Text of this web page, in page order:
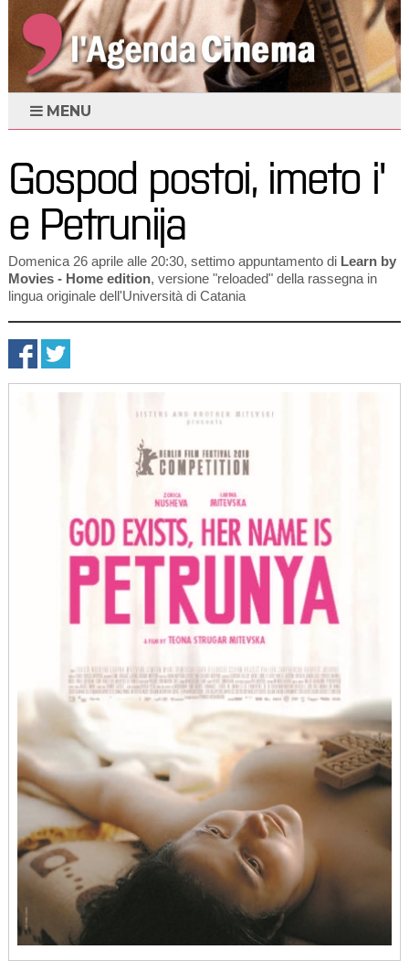
MENU
Gospod postoi, imeto i'
e Petrunija
Domenica 26 aprile alle 20:30, settimo appuntamento di Learn by
Movies - Home edition, versione "reloaded" della rassegna in
lingua originale dell'Università di Catania